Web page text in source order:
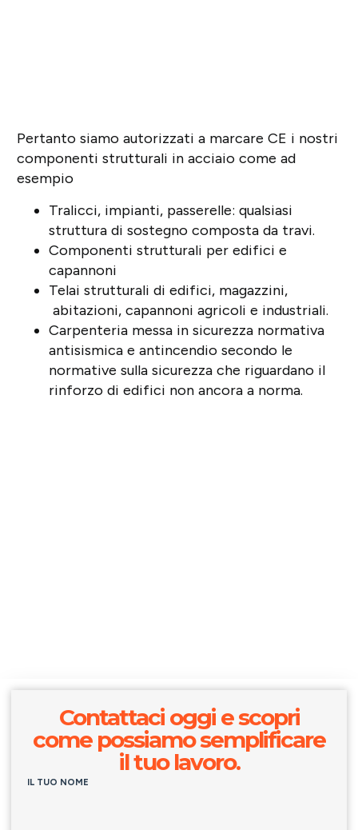
Pertanto siamo autorizzati a marcare CE i nostri
componenti strutturali in acciaio come ad
esempio
Tralicci, impianti, passerelle: qualsiasi
struttura di sostegno composta da travi.
Componenti strutturali per edifici e
capannoni
Telai strutturali di edifici, magazzini,
abitazioni, capannoni agricoli e industriali.
Carpenteria messa in sicurezza normativa
antisismica e antincendio secondo le
normative sulla sicurezza che riguardano il
rinforzo di edifici non ancora a norma.
Contattaci oggi e scopri
come possiamo semplificare
il tuo lavoro.
IL TUO NOME